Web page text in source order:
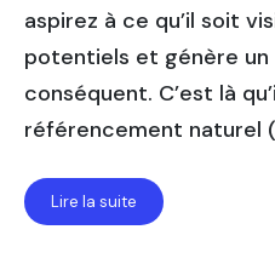
aspirez à ce qu’il soit
potentiels et génère
conséquent. C’est là
référencement naturel
Lire la suite